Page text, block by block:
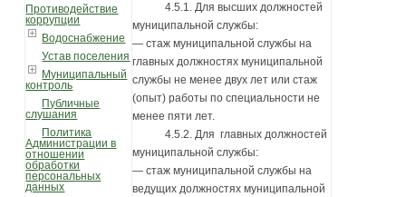
Противодействие
коррупции
Водоснабжение
Устав поселения
Муниципальный
контроль
Публичные
слушания
Политика
Администрации в
отношении
обработки
персональных
данных
4.5.1. Для высших должностей
муниципальной службы:
— стаж муниципальной службы на
главных должностях муниципальной
службы не менее двух лет или стаж
(опыт) работы по специальности не
менее пяти лет.
4.5.2. Для главных должностей
муниципальной службы:
— стаж муниципальной службы на
ведущих должностях муниципальной